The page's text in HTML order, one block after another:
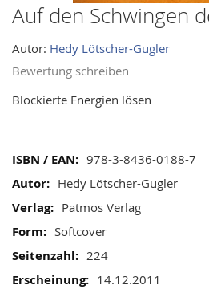
Auf den Schwingen
Autor: Hedy Lötscher-Gugler
Bewertung schreiben
Blockierte Energien lösen
Mehr
Informationen
978-3-8436-0188-7
Hedy Lötscher-Gugler
Patmos Verlag
Softcover
224
14.12.2011
Skip
the
beginning
the